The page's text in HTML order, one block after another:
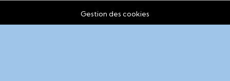
Gestion des cookies